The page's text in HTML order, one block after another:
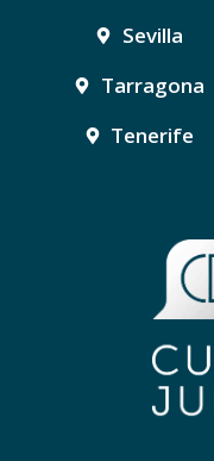
Sevilla
Tarragona
Tenerife